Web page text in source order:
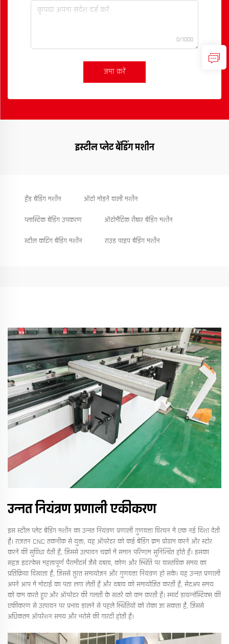
0/1000
जमा करें
इस्टील प्लेट बेंडिंग मशीन
हैंड बेंडिंग मशीन ऑटो मोड़ने वाली मशीन
प्लास्टिक बेंडिंग उपकरण ऑटोमैटिक रीबार बेंडिंग मशीन
स्टील कटिंग बेंडिंग मशीन राउंड पाइप बेंडिंग मशीन
उन्नत नियंत्रण प्रणाली एकीकरण
इस स्टील प्लेट बेंडिंग मशीन का उन्नत नियंत्रण प्रणाली गुणवत्ता विरचन में एक नई दिशा देती
है। राजतन CNC तकनीक से युक्त, यह ऑपरेटर को कई बेंडिंग क्रम प्रोग्राम करने और स्टोर
करने की सुविधा देती है, जिससे उत्पादन चक्रों में समान परिणाम सुनिश्चित होते हैं। इसका
सहज इंटरफ़ेस महत्वपूर्ण पैरामीटर्स जैसे दबाव, कोण और स्थिति पर वास्तविक समय का
प्रतिक्रिया दिखाता है, जिससे तुरंत समायोजन और गुणवत्ता नियंत्रण हो सके। यह उन्नत प्रणाली
अपने आप में मोटाई का पता लगा लेती है और दबाव को समायोजित करती है, सेटअप समय
को कम करते हुए और ऑपरेटर की गलती के खतरे को कम करती है। स्मार्ट डायग्नॉस्टिक्स की
एकीकरण से उत्पादन पर प्रभाव डालने से पहले स्थितियों को रोका जा सकता है, जिससे
अधिकतम ऑपरेशन समय और भरोसे की गारंटी होती है।